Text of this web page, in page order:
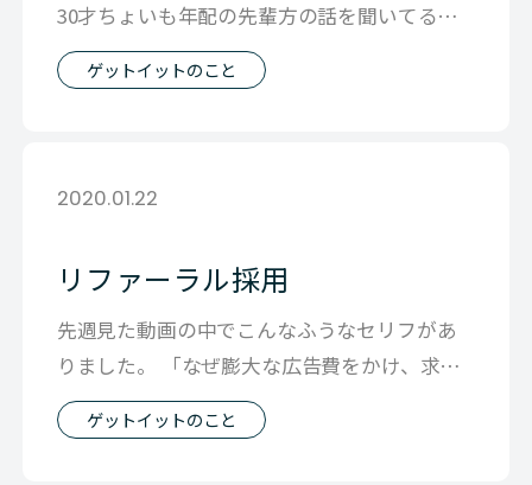
30才ちょいも年配の先輩方の話を聞いてる時
でした。 1時間の予定でしたが、15
ゲットイットのこと
2020.01.22
リファーラル採用
先週見た動画の中でこんなふうなセリフがあ
りました。 「なぜ膨大な広告費をかけ、求人
広告をだし、 見たこともない人の中から
ゲットイットのこと